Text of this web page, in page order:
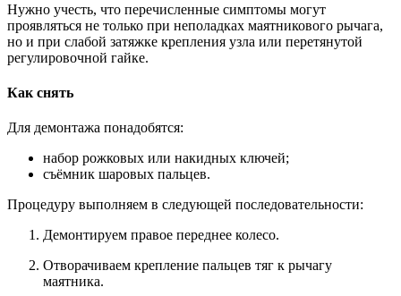
Нужно учесть, что перечисленные симптомы могут
проявляться не только при неполадках маятникового рычага,
но и при слабой затяжке крепления узла или перетянутой
регулировочной гайке.
Как снять
Для демонтажа понадобятся:
набор рожковых или накидных ключей;
съёмник шаровых пальцев.
Процедуру выполняем в следующей последовательности:
Демонтируем правое переднее колесо.
Отворачиваем крепление пальцев тяг к рычагу
маятника.